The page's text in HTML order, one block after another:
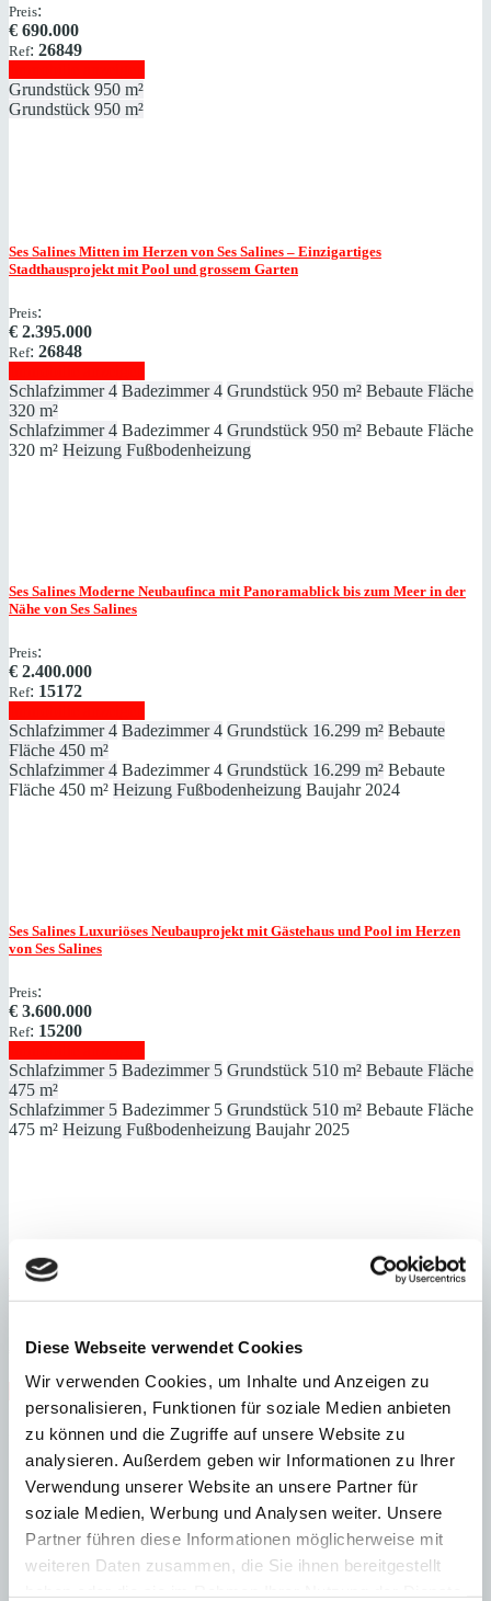
Diese Webseite verwendet Cookies
Wir verwenden Cookies, um Inhalte und Anzeigen zu
personalisieren, Funktionen für soziale Medien anbieten
zu können und die Zugriffe auf unsere Website zu
analysieren. Außerdem geben wir Informationen zu Ihrer
Verwendung unserer Website an unsere Partner für
soziale Medien, Werbung und Analysen weiter. Unsere
Partner führen diese Informationen möglicherweise mit
weiteren Daten zusammen, die Sie ihnen bereitgestellt
Preis:
€ 690.000
Ref: 26849
Grundstück 950 m²
Grundstück 950 m²
Ses Salines Mitten im Herzen von Ses Salines – Einzigartiges
Stadthausprojekt mit Pool und grossem Garten
Preis:
€ 2.395.000
Ref: 26848
Schlafzimmer 4 Badezimmer 4 Grundstück 950 m² Bebaute Fläche
320 m²
Schlafzimmer 4 Badezimmer 4 Grundstück 950 m² Bebaute Fläche
320 m² Heizung Fußbodenheizung
Ses Salines Moderne Neubaufinca mit Panoramablick bis zum Meer in der
Nähe von Ses Salines
Preis:
€ 2.400.000
Ref: 15172
Schlafzimmer 4 Badezimmer 4 Grundstück 16.299 m² Bebaute
Fläche 450 m²
Schlafzimmer 4 Badezimmer 4 Grundstück 16.299 m² Bebaute
Fläche 450 m² Heizung Fußbodenheizung Baujahr 2024
Ses Salines Luxuriöses Neubauprojekt mit Gästehaus und Pool im Herzen
von Ses Salines
Preis:
€ 3.600.000
Ref: 15200
Schlafzimmer 5 Badezimmer 5 Grundstück 510 m² Bebaute Fläche
475 m²
Schlafzimmer 5 Badezimmer 5 Grundstück 510 m² Bebaute Fläche
475 m² Heizung Fußbodenheizung Baujahr 2025
Ses Salines
Außergewöhnliches Stadthaus-Projekt mit Garten und Pool im
3.150.000
Ref : 15152
Immobilie anzeigen
Schlafzimmer 4 Badezimmer 4 Grundstück 360 m² Bebaute Fläche
375 m²
Schlafzimmer
Badezimmer Grundstück 360 m²
Bebaute Fläche
375 m² Heizung Fußbodenheizung